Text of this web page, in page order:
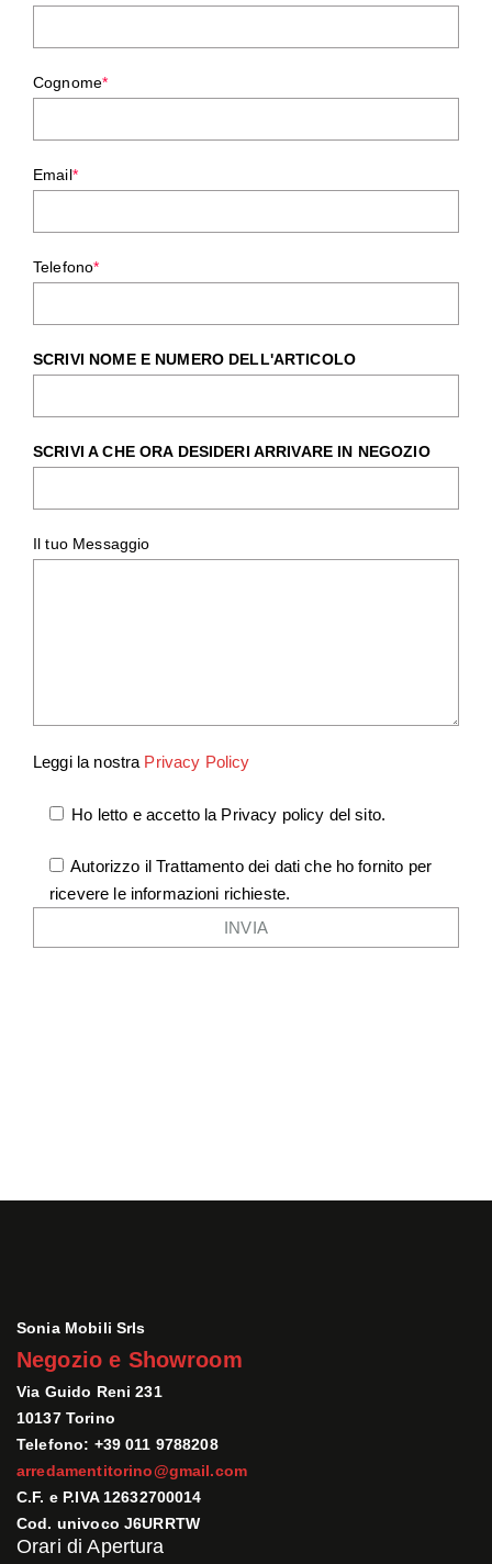
Cognome*
Email*
Telefono*
SCRIVI NOME E NUMERO DELL'ARTICOLO
SCRIVI A CHE ORA DESIDERI ARRIVARE IN NEGOZIO
Il tuo Messaggio
Leggi la nostra Privacy Policy
Ho letto e accetto la Privacy policy del sito.
Autorizzo il Trattamento dei dati che ho fornito per
ricevere le informazioni richieste.
Sonia Mobili Srls
Negozio e Showroom
Via Guido Reni 231
10137 Torino
Telefono: +39 011 9788208
arredamentitorino@gmail.com
C.F. e P.IVA 12632700014
Cod. univoco J6URRTW
Orari di Apertura